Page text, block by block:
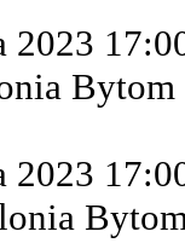
2023
Bytom
2023